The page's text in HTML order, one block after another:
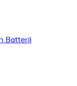
Batteri)